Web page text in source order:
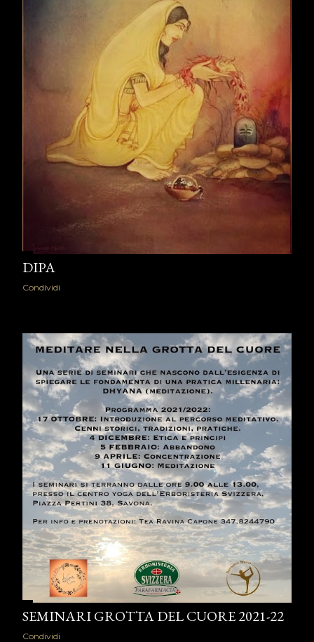
DIPA
Condividi
SEMINARI GROTTA DEL CUORE 2021-22
Condividi